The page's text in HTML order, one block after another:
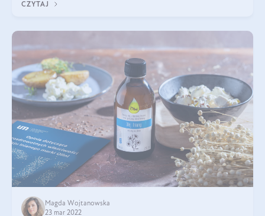
CZYTAJ
Magda Wojtanowska
23 mar 2022